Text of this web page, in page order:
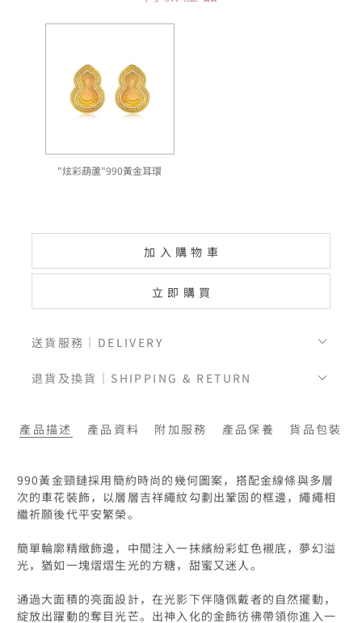
"炫彩葫蘆"990黃金耳環
加入購物車
立即購買
送貨服務｜DELIVERY
退貨及換貨｜SHIPPING & RETURN
產品描述 產品資料 附加服務 產品保養 貨品包裝
990黃金頸鏈採用簡約時尚的幾何圖案，搭配金線條與多層
次的車花裝飾，以層層吉祥繩紋勾劃出鞏固的框邊，繩繩相
繼祈願後代平安繁榮。
簡單輪廓精緻飾邊，中間注入一抹繽紛彩虹色襯底，夢幻溢
光，猶如一塊熠熠生光的方糖，甜蜜又迷人。
通過大面積的亮面設計，在光影下伴隨佩戴者的自然擺動，
綻放出躍動的奪目光芒。出神入化的金飾彷彿帶領你進入一